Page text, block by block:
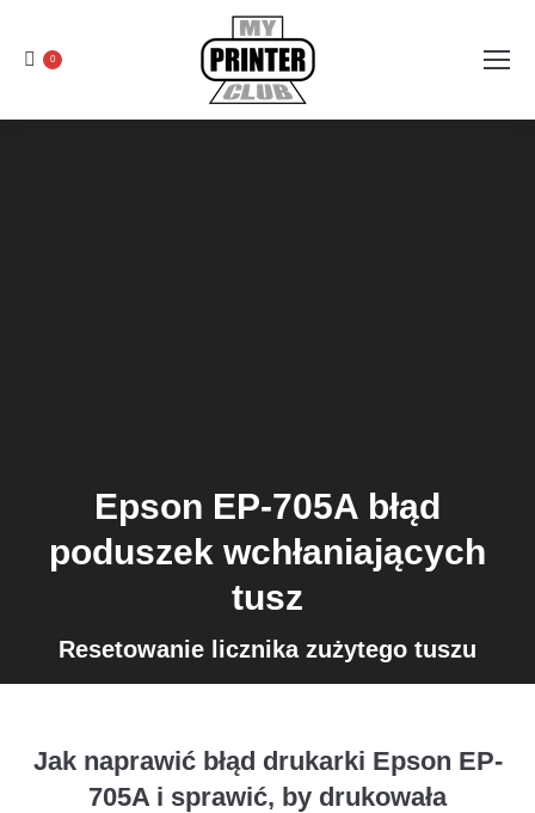
0
Epson EP-705A błąd
poduszek wchłaniających
tusz
Resetowanie licznika zużytego tuszu
Jak naprawić błąd drukarki Epson EP-
705A i sprawić, by drukowała